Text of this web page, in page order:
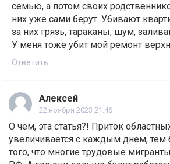
семью, а потом своих
них уже сами берут. Убивают
за них грязь, тараканы, шум,
У меня тоже убит мой ремонт
Ответить
Алексей
22 ноября 2023 21:46
О чем, эта статья?! Приток
увеличивается с каждым днем, тем
того, что многие трудовые